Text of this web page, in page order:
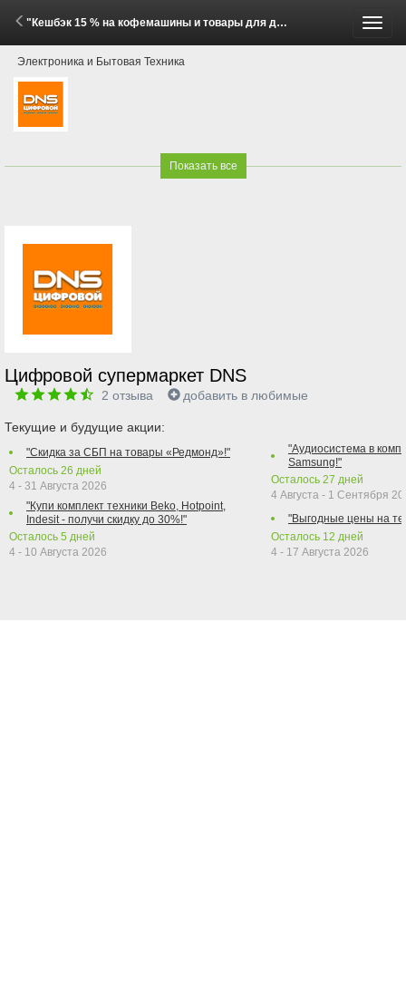
"Кешбэк 15 % на кофемашины и товары для дома и кухни Philips и Saeco!" (8 Мая - 8 Июля 2026)
Электроника и Бытовая Техника
Показать все
Цифровой супермаркет DNS
2 отзыва добавить в любимые
Текущие и будущие акции:
"Скидка за СБП на товары «Редмонд»!"
Осталось 26 дней
4 - 31 Августа 2026
"Купи комплект техники Beko, Hotpoint,
Indesit - получи скидку до 30%!"
Осталось 5 дней
4 - 10 Августа 2026
"Аудиосистема в
Samsung!"
Осталось 27 дней
4 Августа - 1 Сентября
"Выгодные цены на
Осталось 12 дней
4 - 17 Августа 2026